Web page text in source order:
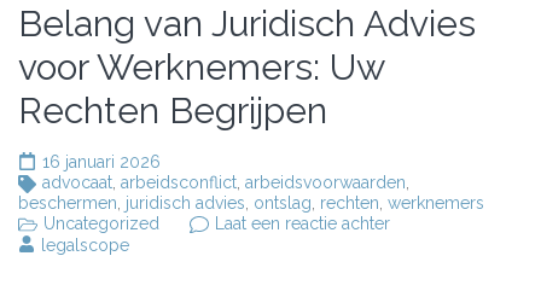
Belang van Juridisch Advies
voor Werknemers: Uw
Rechten Begrijpen
16 januari 2026
advocaat arbeidsconflict arbeidsvoorwaarden
beschermen juridisch advies ontslag rechten werknemers
Uncategorized
Laat een reactie achterop
legalscope